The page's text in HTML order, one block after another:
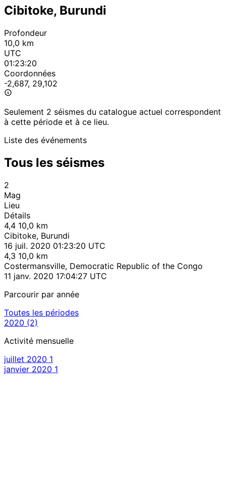
Cibitoke, Burundi
Profondeur
10,0 km
UTC
01:23:20
Coordonnées
-2,687, 29,102
Seulement 2 séismes du catalogue actuel correspondent
à cette période et à ce lieu.
Liste des événements
Tous les séismes
2
Mag
Lieu
Détails
4,4 10,0 km
Cibitoke, Burundi
16 juil. 2020 01:23:20 UTC
4,3 10,0 km
Costermansville, Democratic Republic of the Congo
11 janv. 2020 17:04:27 UTC
Parcourir par année
Toutes les périodes
2020 (2)
Activité mensuelle
juillet 2020 1
janvier 2020 1